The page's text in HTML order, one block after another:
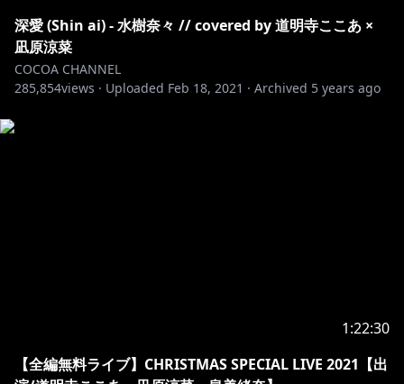
深愛 (Shin ai) - 水樹奈々 // covered by 道明寺ここあ ×
凪原涼菜
COCOA CHANNEL
285,854views · Uploaded Feb 18, 2021 · Archived 5 years ago
1:22:30
【全編無料ライブ】CHRISTMAS SPECIAL LIVE 2021【出